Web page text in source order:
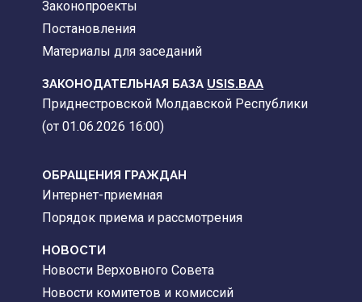
Законопроекты
Постановления
Материалы для заседаний
ЗАКОНОДАТЕЛЬНАЯ БАЗА USIS.BAA
Приднестровской Молдавской Республики
(от 01.06.2026 16:00)
ОБРАЩЕНИЯ ГРАЖДАН
Интернет-приемная
Порядок приема и рассмотрения
НОВОСТИ
Новости Верховного Совета
Новости комитетов и комиссий